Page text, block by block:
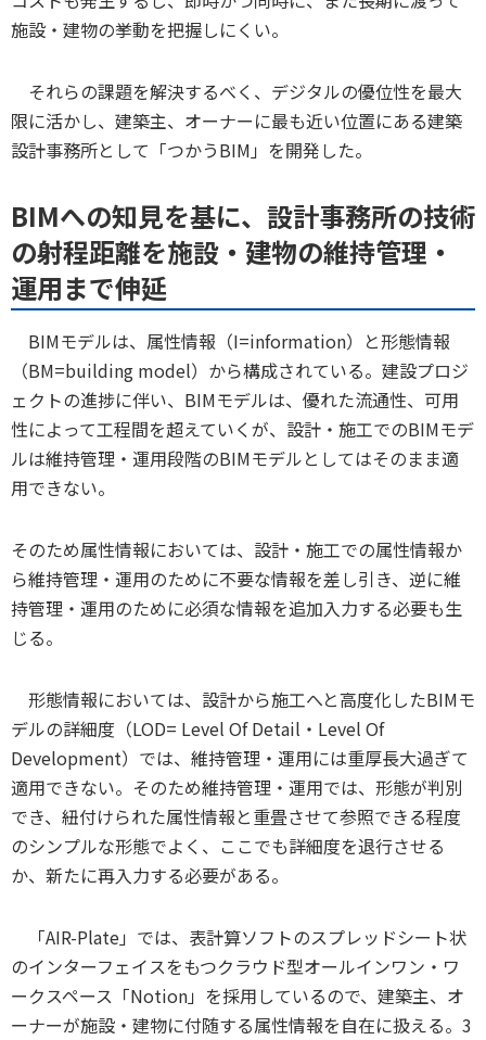
施設・建物の挙動を把握しにくい。
それらの課題を解決するべく、デジタルの優位性を最大
限に活かし、建築主、オーナーに最も近い位置にある建築
設計事務所として「つかうBIM」を開発した。
BIMへの知見を基に、設計事務所の技術
の射程距離を施設・建物の維持管理・
運用まで伸延
BIMモデルは、属性情報（I=information）と形態情報
（BM=building model）から構成されている。建設プロジ
ェクトの進捗に伴い、BIMモデルは、優れた流通性、可用
性によって工程間を超えていくが、設計・施工でのBIMモデ
ルは維持管理・運用段階のBIMモデルとしてはそのまま適
用できない。
そのため属性情報においては、設計・施工での属性情報か
ら維持管理・運用のために不要な情報を差し引き、逆に維
持管理・運用のために必須な情報を追加入力する必要も生
じる。
形態情報においては、設計から施工へと高度化したBIMモ
デルの詳細度（LOD= Level Of Detail・Level Of
Development）では、維持管理・運用には重厚長大過ぎて
適用できない。そのため維持管理・運用では、形態が判別
でき、紐付けられた属性情報と重畳させて参照できる程度
のシンプルな形態でよく、ここでも詳細度を退行させる
か、新たに再入力する必要がある。
「AIR-Plate」では、表計算ソフトのスプレッドシート状
のインターフェイスをもつクラウド型オールインワン・ワ
ークスペース「Notion」を採用しているので、建築主、オ
ーナーが施設・建物に付随する属性情報を自在に扱える。3